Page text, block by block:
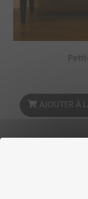
AJOUTER À